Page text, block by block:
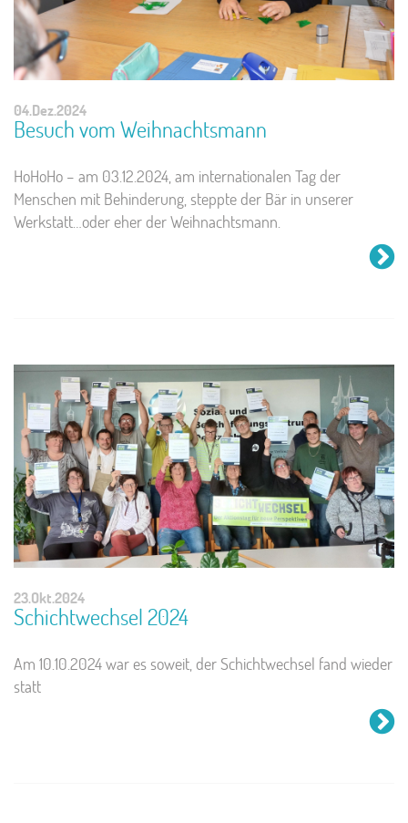
04.Dez.2024
Besuch vom Weihnachtsmann
HoHoHo – am 03.12.2024, am internationalen Tag der
Menschen mit Behinderung, steppte der Bär in unserer
Werkstatt…oder eher der Weihnachtsmann.
23.Okt.2024
Schichtwechsel 2024
Am 10.10.2024 war es soweit, der Schichtwechsel fand wieder
statt